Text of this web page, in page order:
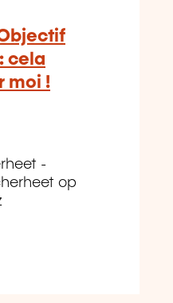
Objectif
cela
moi !
-
op